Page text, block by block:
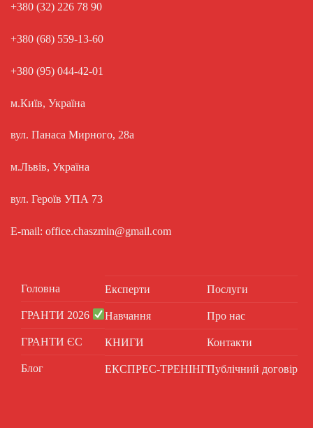
+380 (32) 226 78 90
+380 (68) 559-13-60
+380 (95) 044-42-01
м.Київ, Україна
вул. Панаса Мирного, 28а
м.Львів, Україна
вул. Героїв УПА 73
E-mail: office.chaszmin@gmail.com
Головна
ГРАНТИ 2026
ГРАНТИ ЄС
Блог
Експерти
Навчання
КНИГИ
ЕКСПРЕС-ТРЕНІНГ
Послуги
Про нас
Контакти
Публічний договір